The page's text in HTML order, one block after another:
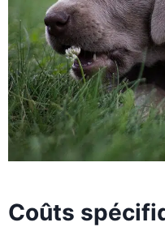
Coûts